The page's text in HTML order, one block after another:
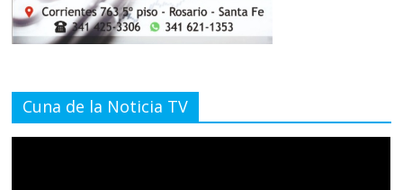
Cuna de la Noticia TV